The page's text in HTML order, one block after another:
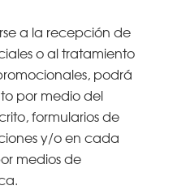
a la recepción de
o al tratamiento
podrá
por medio del
formularios de
y/o en cada
medios de